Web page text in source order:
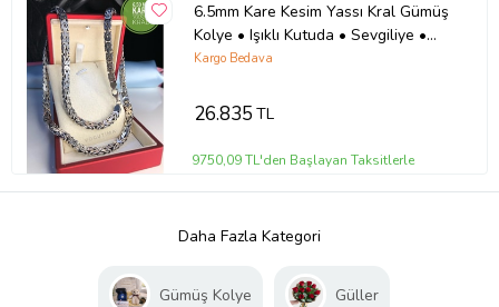
6.5mm Kare Kesim Yassı Kral Gümüş
Kolye • Işıklı Kutuda • Sevgiliye •
Eşe • Babaya Kolye
Kargo Bedava
26.835TL
9750,09 TL'den Başlayan Taksitlerle
Daha Fazla Kategori
Gümüş Kolye Güller